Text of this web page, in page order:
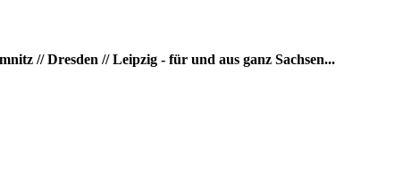
// Dresden // Leipzig - für und aus ganz Sachsen...